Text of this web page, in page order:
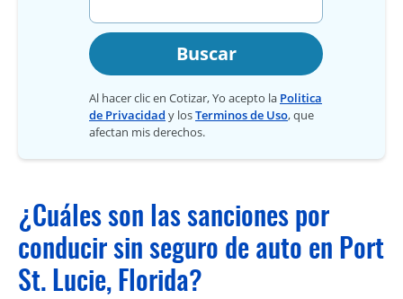
Buscar
Al hacer clic en Cotizar, Yo acepto la Politica
de Privacidad y losTerminos de Uso, que
afectan mis derechos.
¿Cuáles son las sanciones por
conducir sin seguro de auto en Port
St. Lucie, Florida?